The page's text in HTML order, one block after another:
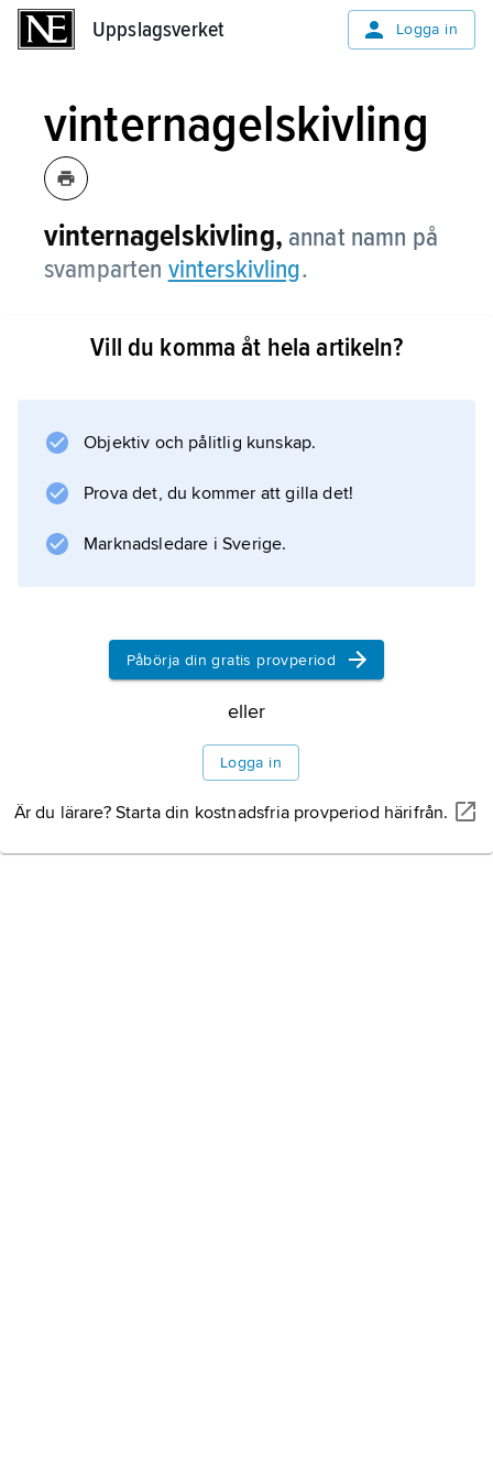
Uppslagsverket Logga in
vinternagelskivling
vinternagelskivling, annat namn på
svamparten vinterskivling.
Vill du komma åt hela artikeln?
Objektiv och pålitlig kunskap.
Prova det, du kommer att gilla det!
Marknadsledare i Sverige.
Påbörja din gratis provperiod
eller
Logga in
Är du lärare? Starta din kostnadsfria provperiod härifrån.